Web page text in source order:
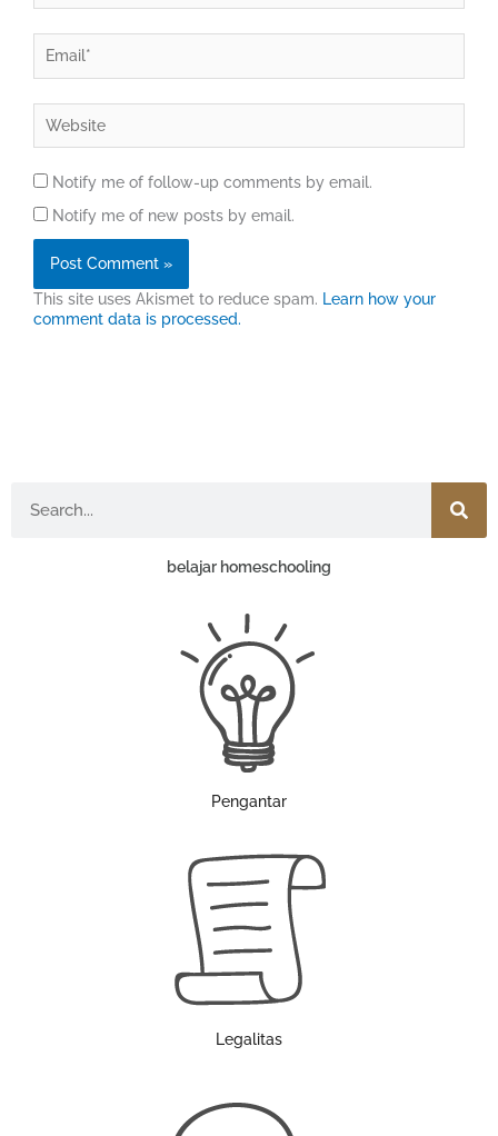
Notify me of follow-up comments by email.
Notify me of new posts by email.
This site uses Akismet to reduce spam. Learn how your
comment data is processed.
belajar homeschooling
Pengantar
Legalitas